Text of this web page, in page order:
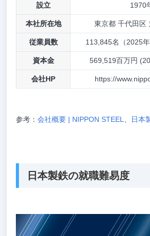
設立 1970
本社所在地 東京都 千代田区
従業員数 113,845名（2025年
資本金 569,519百万円
会社HP https://
参考： 会社概要 | NIPPON STEEL 日本
日本製鉄の就職難易度